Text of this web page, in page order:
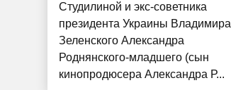
Студилиной и экс-советника
президента Украины Владимира
Зеленского Александра
Роднянского-младшего (сын
кинопродюсера Александра Р...